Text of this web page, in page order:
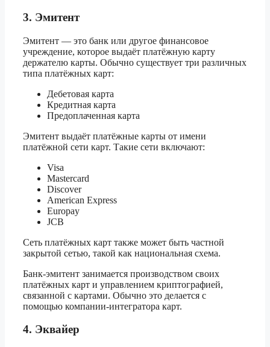
3. Эмитент
Эмитент — это банк или другое финансовое
учреждение, которое выдаёт платёжную карту
держателю карты. Обычно существует три различных
типа платёжных карт:
Дебетовая карта
Кредитная карта
Предоплаченная карта
Эмитент выдаёт платёжные карты от имени
платёжной сети карт. Такие сети включают:
Visa
Mastercard
Discover
American Express
Europay
JCB
Сеть платёжных карт также может быть частной
закрытой сетью, такой как национальная схема.
Банк-эмитент занимается производством своих
платёжных карт и управлением криптографией,
связанной с картами. Обычно это делается с
помощью компании-интегратора карт.
4. Эквайер